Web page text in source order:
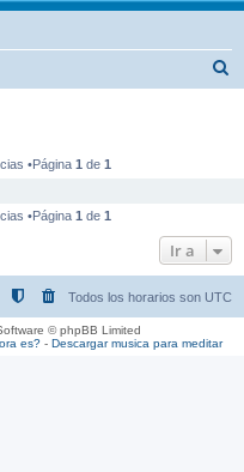
•Página 1 de 1
•Página 1 de 1
Ir a
Todos los horarios son UTC
© phpBB Limited
es?- Descargar musica para meditar